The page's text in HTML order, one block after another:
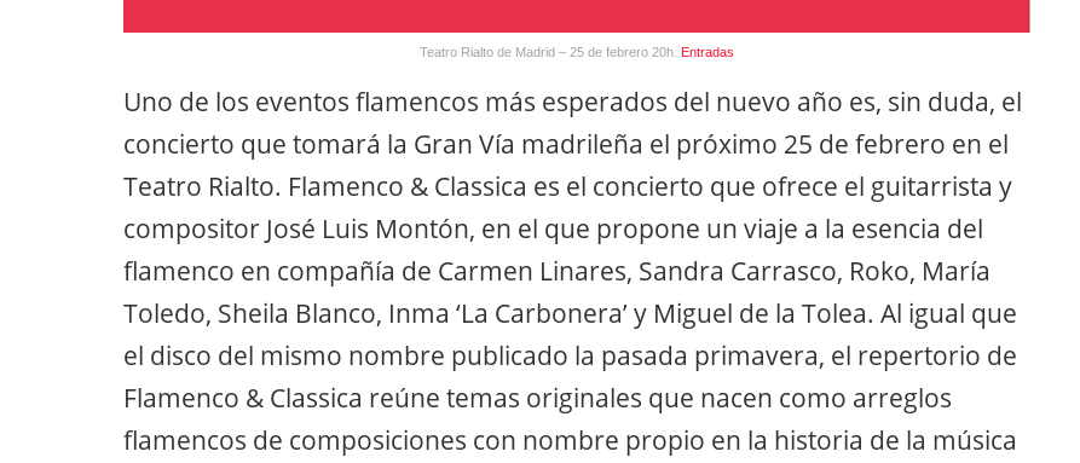
Teatro Rialto de Madrid – 25 de febrero 20h. Entradas
Uno de los eventos flamencos más esperados del nuevo año es, sin duda, el
concierto que tomará la Gran Vía madrileña el próximo 25 de febrero en el
Teatro Rialto. Flamenco & Classica es el concierto que ofrece el guitarrista y
compositor José Luis Montón, en el que propone un viaje a la esencia del
flamenco en compañía de Carmen Linares, Sandra Carrasco, Roko, María
Toledo, Sheila Blanco, Inma ‘La Carbonera’ y Miguel de la Tolea. Al igual que
el disco del mismo nombre publicado la pasada primavera, el repertorio de
Flamenco & Classica reúne temas originales que nacen como arreglos
flamencos de composiciones con nombre propio en la historia de la música